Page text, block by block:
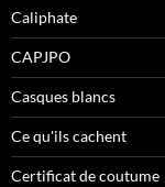
Caliphate
CAPJPO
Casques blancs
Ce qu'ils cachent
Certificat de coutume